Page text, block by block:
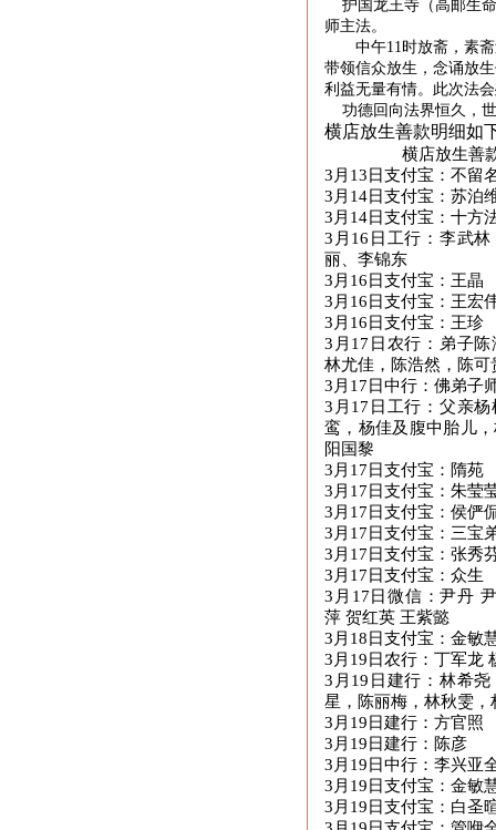
护国 龙王寺 （高邮生
师主法。
中午11时放斋， 素
带领信众放生，念诵放
利益无量有情。此次法
功德回向法界恒久，
横店放生善款明细如
横店放生善
3月13日支付宝：不留
3月14日支付宝：苏泊
3月14日支付宝：十方
3月16日工行：李武
丽、李锦东
3月16日支付宝：王晶
3月16日支付宝：王宏
3月16日支付宝：王珍
3月17日农行：弟子
林尤佳，陈浩然，陈可
3月17日中行：佛弟子
3月17日工行：父亲
鸾，杨佳及腹中胎儿
阳国黎
3月17日支付宝：隋苑
3月17日支付宝：朱莹
3月17日支付宝：侯俨
3月17日支付宝：三宝
3月17日支付宝：张秀
3月17日支付宝：众生
3月17日微信：尹丹
萍 贺红英 王紫懿
3月18日支付宝：金敏
3月19日农行：丁军龙
3月19日建行：林希
星，陈丽梅，林秋雯，
3月19日建行：方官照
3月19日建行：陈彦
3月19日中行：李兴亚
3月19日支付宝：金敏
3月19日支付宝：白圣